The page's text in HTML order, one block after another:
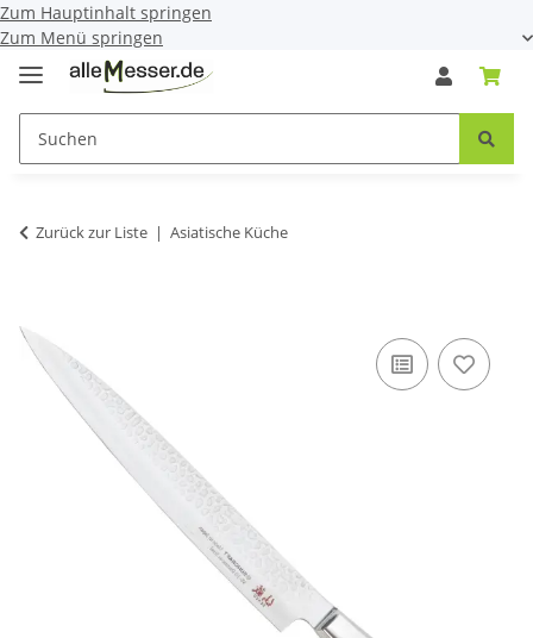
Zum Hauptinhalt springen
Zum Menü springen
Zurück zur Liste Asiatische Küche